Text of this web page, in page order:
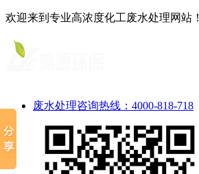
欢迎来到专业高浓度化工废水处理网站！
废水处理咨询热线：4000-818-718